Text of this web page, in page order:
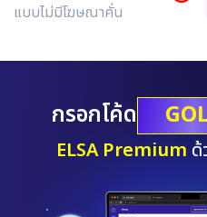
แบบไม่มีโฆษณาคั่น
กรอกโค้ด
ELSA Premium